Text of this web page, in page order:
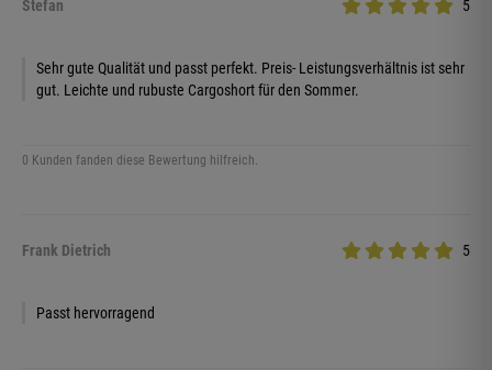
Stefan 5
Sehr gute Qualität und passt perfekt. Preis- Leistungsverhältnis ist sehr
gut. Leichte und rubuste Cargoshort für den Sommer.
0 Kunden fanden diese Bewertung hilfreich.
Frank Dietrich 5
Passt hervorragend